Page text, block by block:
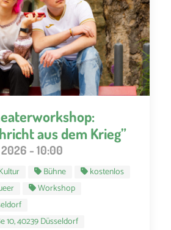
aus dem Krieg”
- 10:00
Bühne
kostenlos
Workshop
10, 40239 Düsseldorf